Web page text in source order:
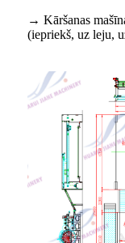
→ Kāršanas
(iepriekš, uz leju,